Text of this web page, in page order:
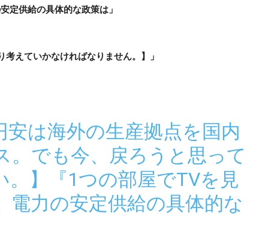
定供給の具体的な政策は」
考えていかなければなりません。】」
安は海外の生産拠点を国内
。でも今、戻ろうと思って
。】『1つの部屋でTVを見
電力の安定供給の具体的な